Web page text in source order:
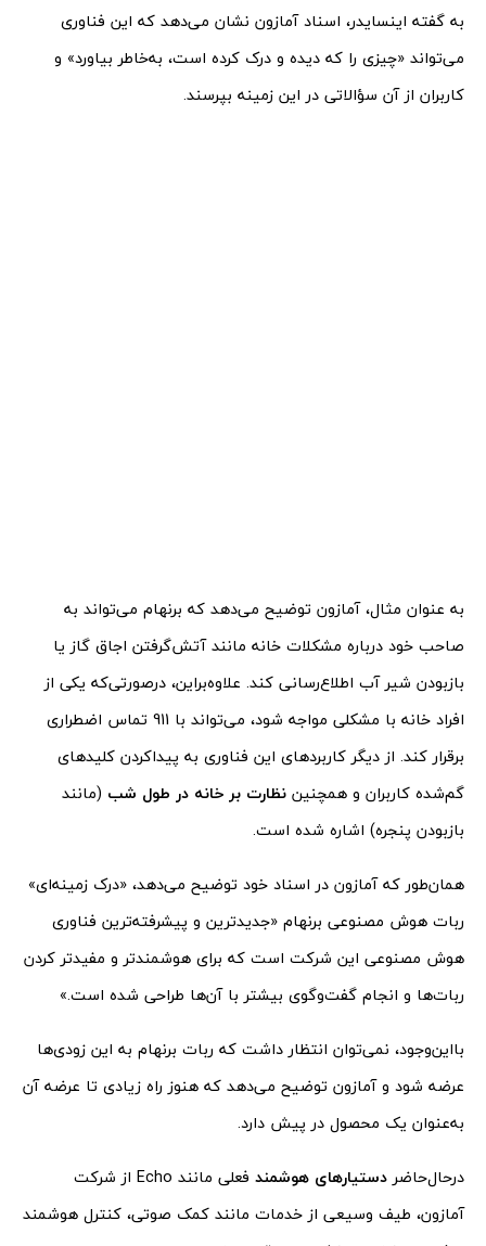
به گفته اینسایدر، اسناد آمازون نشان می‌دهد که این فناوری
می‌تواند «چیزی را که دیده و درک کرده است، به‌خاطر بیاورد» و
کاربران از آن سؤالاتی در این زمینه بپرسند.
به عنوان مثال، آمازون توضیح می‌دهد که برنهام می‌تواند به
صاحب خود درباره مشکلات خانه مانند آتش‌گرفتن اجاق گاز یا
بازبودن شیر آب اطلاع‌رسانی کند. علاوه‌براین، درصورتی‌که یکی از
افراد خانه با مشکلی مواجه شود، می‌تواند با 911 تماس اضطراری
برقرار کند. از دیگر کاربردهای این فناوری به پیداکردن کلیدهای
گم‌شده کاربران و همچنین نظارت بر خانه در طول شب (مانند
بازبودن پنجره) اشاره شده است.
همان‌طور که آمازون در اسناد خود توضیح می‌دهد، «درک زمینه‌ای»
ربات هوش مصنوعی برنهام «جدیدترین و پیشرفته‌ترین فناوری
هوش مصنوعی این شرکت است که برای هوشمندتر و مفیدتر کردن
ربات‌ها و انجام گفت‌وگوی بیشتر با آن‌ها طراحی شده است.»
بااین‌وجود، نمی‌توان انتظار داشت که ربات برنهام به این زودی‌ها
عرضه شود و آمازون توضیح می‌دهد که هنوز راه زیادی تا عرضه آن
به‌عنوان یک محصول در پیش دارد.
درحال‌حاضردستیارهای هوشمند
فعلی مانند Echo از شرکت
آمازون، طیف وسیعی از خدمات مانند کمک صوتی، کنترل هوشمند